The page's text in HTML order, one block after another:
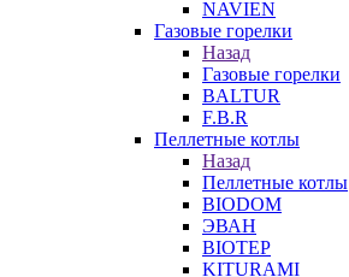
NAVIEN
Газовые горелки
Назад
Газовые горелки
BALTUR
F.B.R
Пеллетные котлы
Назад
Пеллетные котлы
BIODOM
ЭВАН
BIOTEP
KITURAMI